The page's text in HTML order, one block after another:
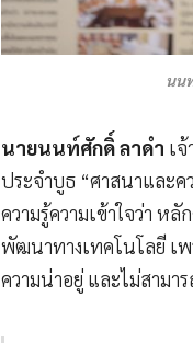
นน
นายนนท์ศักดิ์ ลาดำ เ
ประจำบูธ “ศาสนาและค
ความรู้ความเข้าใจว่า ห
พัฒนาทางเทคโนโลยี เ
ความน่าอยู่ และไม่สามา